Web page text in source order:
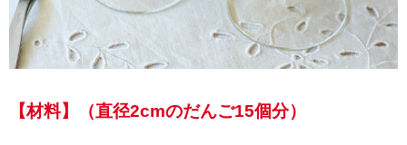
【材料】（直径2cmのだんご15個分）